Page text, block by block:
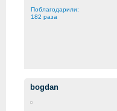
Поблагодарили:
182 раза
bogdan